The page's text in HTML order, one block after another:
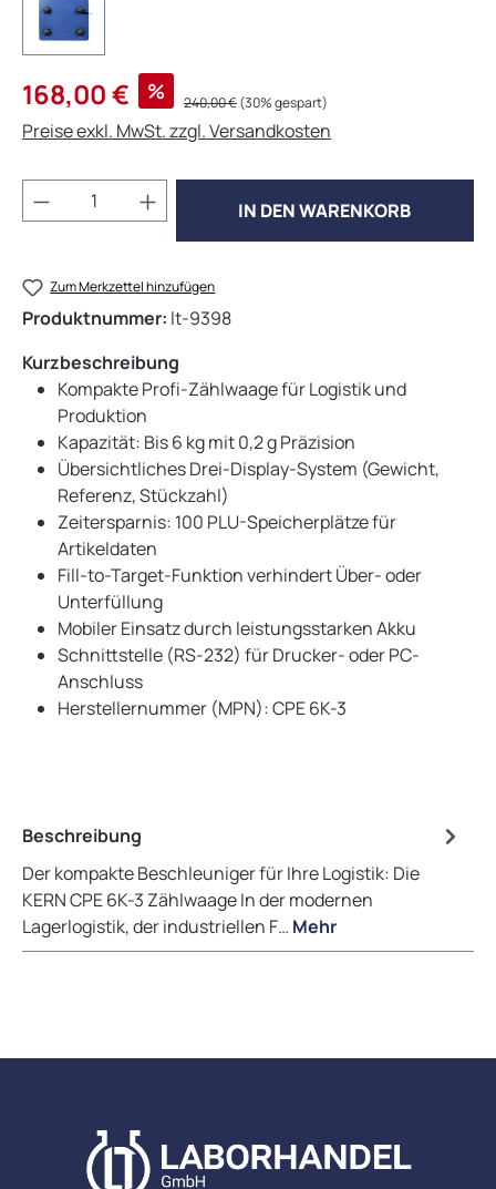
Verkaufspreis:
168,00 € % Regulärer Preis:
240,00 €(30% gespart)
Preise exkl. MwSt. zzgl. Versandkosten
Produkt Anzahl: Gib den gewünschten
IN DEN WARENKORB
Zum Merkzettel hinzufügen
Produktnummer: lt-9398
Kurzbeschreibung
Kompakte Profi-Zählwaage für Logistik und
Produktion
Kapazität: Bis 6 kg mit 0,2 g Präzision
Übersichtliches Drei-Display-System (Gewicht,
Referenz, Stückzahl)
Zeitersparnis: 100 PLU-Speicherplätze für
Artikeldaten
Fill-to-Target-Funktion verhindert Über- oder
Unterfüllung
Mobiler Einsatz durch leistungsstarken Akku
Schnittstelle (RS-232) für Drucker- oder PC-
Anschluss
Herstellernummer (MPN): CPE 6K-3
Beschreibung
Der kompakte Beschleuniger für Ihre Logistik: Die
KERN CPE 6K-3 Zählwaage In der modernen
Lagerlogistik, der industriellen F… Mehr